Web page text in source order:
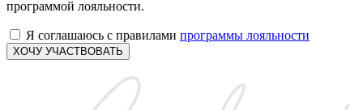
программой лояльности.
Я соглашаюсь с правилами программы лояльности
ХОЧУ УЧАСТВОВАТЬ